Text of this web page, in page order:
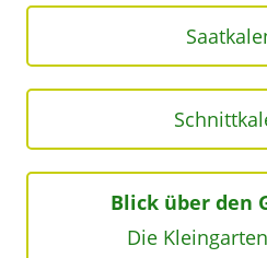
Blick über den
Die